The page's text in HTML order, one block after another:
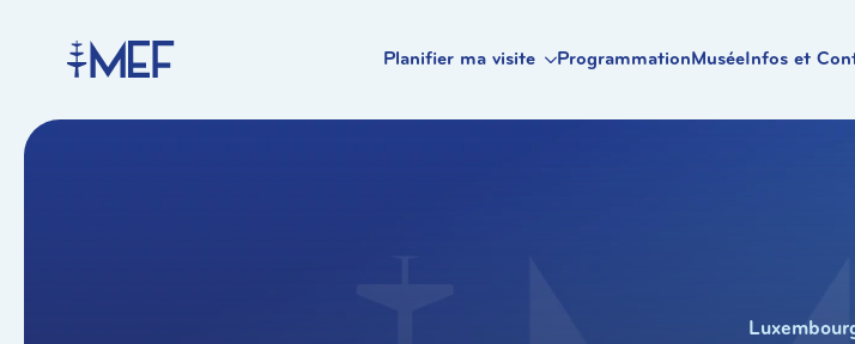
Planifier ma visite ProgrammationMuséeInfos et